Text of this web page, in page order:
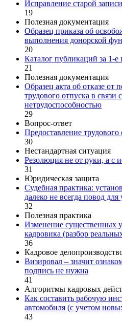
Исправление старой
19
Полезная документация
Образец приказа об
выполнения донорской
20
Каталог публикаций за 1-е
21
Полезная документация
Образец акта об отказе от
трудового отпуска в связи
нетрудоспособностью
29
Вопрос-ответ
Предоставление
30
Нестандартная ситуация
Резолюция не от руки, а с
31
Юридическая защита
Судебная практика:
далеко не всегда повод
32
Полезная практика
Изменение существенных
кадровика (разбор
36
Кадровое
Визировал – значит
подпись не нужна
41
Алгоритмы кадровых
Как составить рабочую
автомобиля (с учетом
43